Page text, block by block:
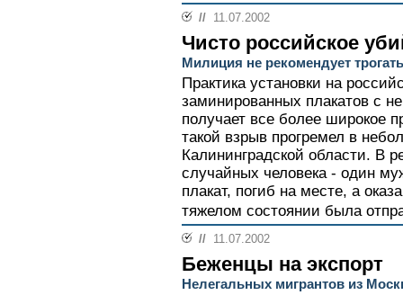
// 11.07.2002
Чисто российское
Милиция не рекомендует
Практика установки на
заминированных плакатов с
получает все более широкое
такой взрыв прогремел в
Калининградской области. В
случайных человека - один
плакат, погиб на месте, а
тяжелом состоянии была
// 11.07.2002
Беженцы на экспорт
Нелегальных мигрантов из